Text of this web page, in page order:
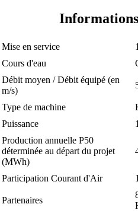
Mise en service
Cours d'eau
Débit moyen / Débit équipé (en
m/s)
Type de machine
Puissance
Production annuelle P50
déterminée au départ du projet
(MWh)
Participation Courant d'Air
Partenaires